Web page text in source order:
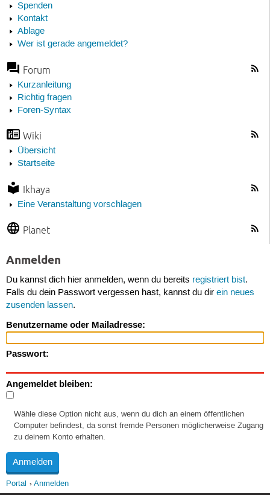
Spenden
Kontakt
Ablage
Wer ist gerade angemeldet?
Forum
Kurzanleitung
Richtig fragen
Foren-Syntax
Wiki
Übersicht
Startseite
Ikhaya
Eine Veranstaltung vorschlagen
Planet
Anmelden
Du kannst dich hier anmelden, wenn du bereits registriert bist.
Falls du dein Passwort vergessen hast, kannst du dir ein neues
zusenden lassen.
Benutzername oder Mailadresse:
Passwort:
Angemeldet bleiben:
Wähle diese Option nicht aus, wenn du dich an einem öffentlichen
Computer befindest, da sonst fremde Personen möglicherweise Zugang
zu deinem Konto erhalten.
Portal Anmelden